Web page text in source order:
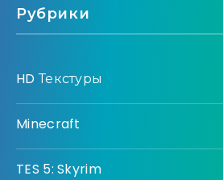
Рубрики
HD Текстуры
Minecraft
TES 5: Skyrim